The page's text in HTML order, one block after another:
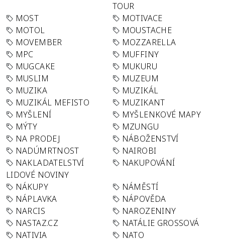
TOUR
MOST
MOTIVACE
MOTOL
MOUSTACHE
MOVEMBER
MOZZARELLA
MPC
MUFFINY
MUGCAKE
MUKURU
MUSLIM
MUZEUM
MUZIKA
MUZIKÁL
MUZIKÁL MEFISTO
MUZIKANT
MYŠLENÍ
MYŠLENKOVÉ MAPY
MÝTY
MZUNGU
NA PRODEJ
NÁBOŽENSTVÍ
NADÚMRTNOST
NAIROBI
NAKLADATELSTVÍ
LIDOVÉ NOVINY
NAKUPOVÁNÍ
NÁKUPY
NÁMĚSTÍ
NÁPLAVKA
NÁPOVĚDA
NARCIS
NAROZENINY
NASTAZ.CZ
NATÁLIE GROSSOVÁ
NATIVIA
NATO